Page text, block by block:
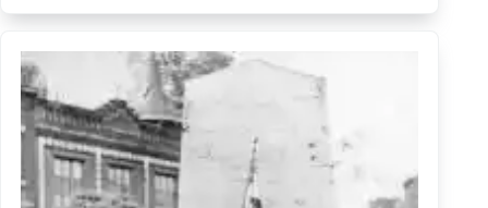
Mons
libérée,
la
fin
du
cauchemar